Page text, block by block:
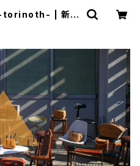
-torinoth- | 新宿